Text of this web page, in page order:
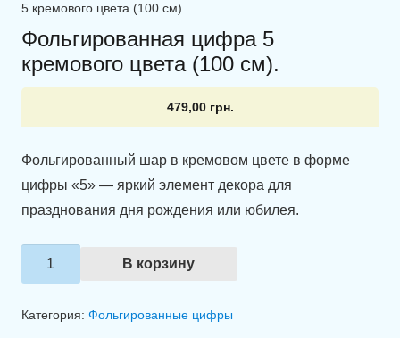
5 кремового цвета (100 см).
Фольгированная цифра 5
кремового цвета (100 см).
479,00 грн.
Фольгированный шар в кремовом цвете в форме
цифры «5» — яркий элемент декора для
празднования дня рождения или юбилея.
Количество
товара
В корзину
Категория: Фольгированные цифры